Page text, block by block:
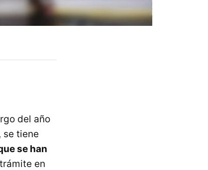
del año
se tiene
se han
en